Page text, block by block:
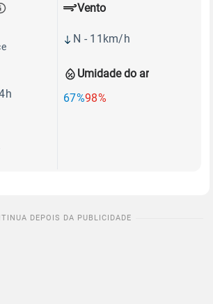
Umidade do ar
67%98%
Vento
N - 11km/h